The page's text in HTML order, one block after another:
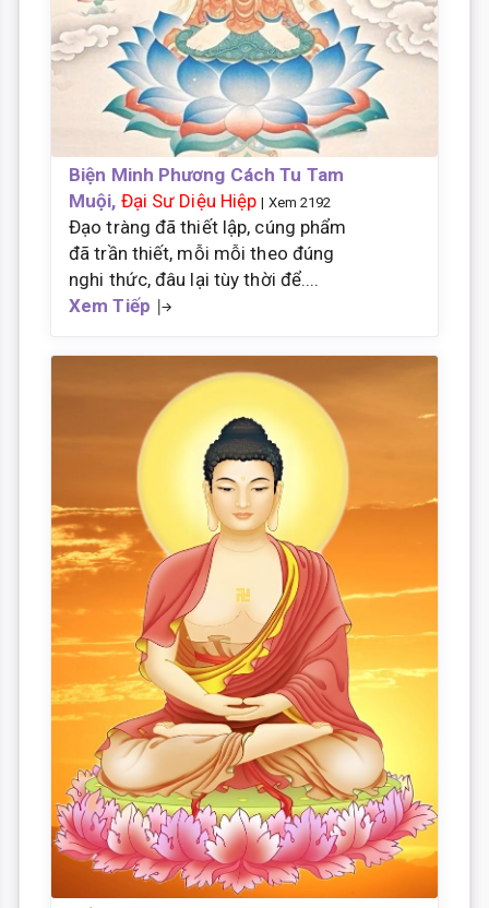
Biện Minh Phương Cách Tu Tam
Muội, Đại Sư Diệu Hiệp | Xem 2192
Đạo tràng đã thiết lập, cúng phẩm
đã trần thiết, mỗi mỗi theo đúng
nghi thức, đâu lại tùy thời để....
Xem Tiếp